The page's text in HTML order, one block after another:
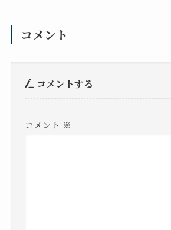
コメント
コメントする
コメント ※